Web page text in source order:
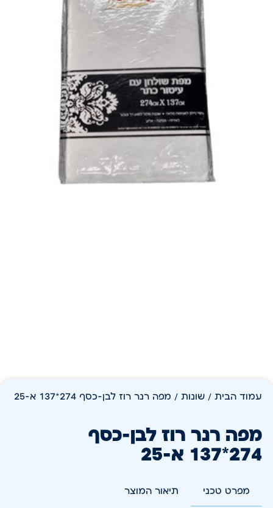
עמוד הבית / שונות / מפה רנר רוז לבן-כסף 274*137 א-25
מפה רנר רוז לבן-כסף
274*137 א-25
מפרט טכני תיאור המוצר